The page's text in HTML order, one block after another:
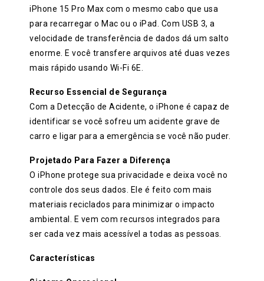
iPhone 15 Pro Max com o mesmo cabo que usa
para recarregar o Mac ou o iPad. Com USB 3, a
velocidade de transferência de dados dá um salto
enorme. E você transfere arquivos até duas vezes
mais rápido usando Wi-Fi 6E.
Recurso Essencial de Segurança
Com a Detecção de Acidente, o iPhone é capaz de
identificar se você sofreu um acidente grave de
carro e ligar para a emergência se você não puder.
Projetado Para Fazer a Diferença
O iPhone protege sua privacidade e deixa você no
controle dos seus dados. Ele é feito com mais
materiais reciclados para minimizar o impacto
ambiental. E vem com recursos integrados para
ser cada vez mais acessível a todas as pessoas.
Características